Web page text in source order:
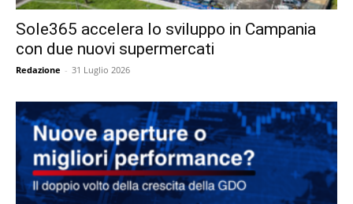
Sole365 accelera lo sviluppo in Campania
con due nuovi supermercati
Redazione - 31 Luglio 2026